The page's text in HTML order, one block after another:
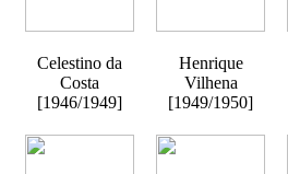
Celestino da
Costa
[1946/1949]
Henrique
Vilhena
[1949/1950]